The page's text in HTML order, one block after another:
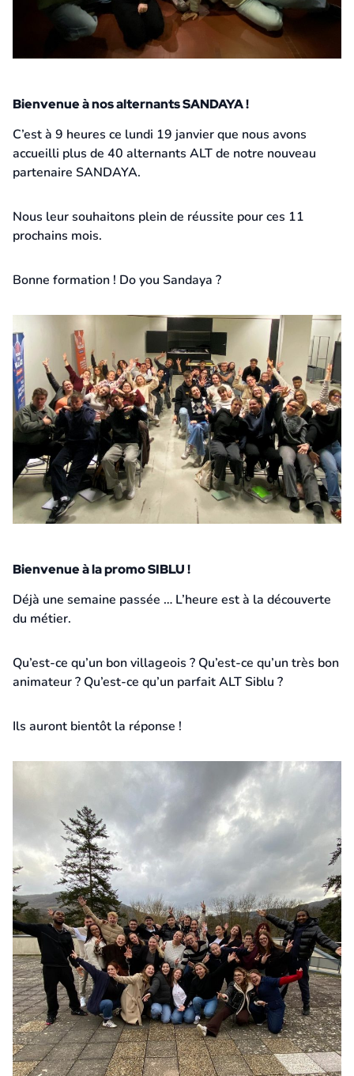
Bienvenue à nos alternants SANDAYA !
C’est à 9 heures ce lundi 19 janvier que nous avons
accueilli plus de 40 alternants ALT de notre nouveau
partenaire SANDAYA.
Nous leur souhaitons plein de réussite pour ces 11
prochains mois.
Bonne formation ! Do you Sandaya ?
Bienvenue à la promo SIBLU !
Déjà une semaine passée … L’heure est à la découverte
du métier.
Qu’est-ce qu’un bon villageois ? Qu’est-ce qu’un très bon
animateur ? Qu’est-ce qu’un parfait ALT Siblu ?
Ils auront bientôt la réponse !